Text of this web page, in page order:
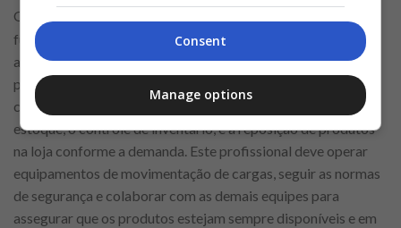
O
funcionamento do depósito, eles armazenam de forma
adequada os produtos e repõem nas prateleiras. Suas
principais responsabilidades incluem a recepção e
conferência de mercadorias, a organização e manutenção do
estoque, o controle de inventário, e a reposição de produtos
na loja conforme a demanda. Este profissional deve operar
equipamentos de movimentação de cargas, seguir as normas
de segurança e colaborar com as demais equipes para
assegurar que os produtos estejam sempre disponíveis e em
Consent
Manage options